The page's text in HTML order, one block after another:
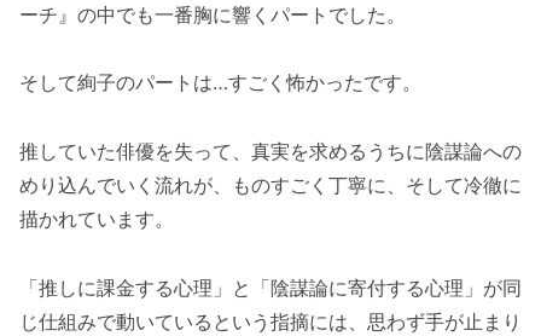
ーチ』の中でも一番胸に響くパートでした。
そして絢子のパートは…すごく怖かったです。
推していた俳優を失って、真実を求めるうちに陰謀論への
めり込んでいく流れが、ものすごく丁寧に、そして冷徹に
描かれています。
「推しに課金する心理」と「陰謀論に寄付する心理」が同
じ仕組みで動いているという指摘には、思わず手が止まり